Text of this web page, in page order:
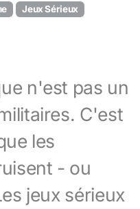
Jeux Sérieux
n'est pas un
C'est
les
- ou
jeux sérieux